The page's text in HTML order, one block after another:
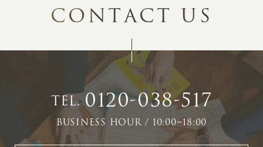
CONTACT US
TEL.0120-038-517
BUSINESS HOUR / 10:00~18:00